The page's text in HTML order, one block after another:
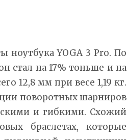
ноутбука YOGA 3 Pro. По
стал на 17% тоньше и на
12,8 мм при весе 1,19 кг.
поворотных шарниров
и гибкими. Схожий
браслетах, которые